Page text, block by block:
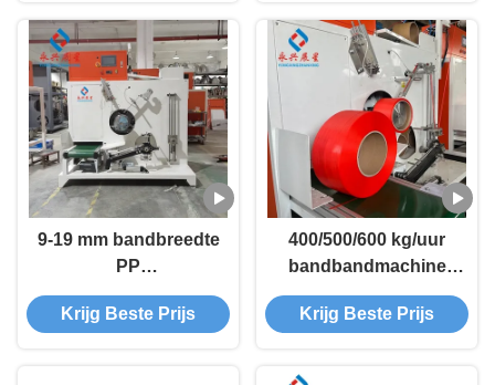
9-19 mm bandbreedte
PP
bandrolproductiemachine
voor
Krijg Beste Prijs
400/500/600 kg/uur
bandbandmachine
met PLC-
besturingssysteem
Krijg Beste Prijs